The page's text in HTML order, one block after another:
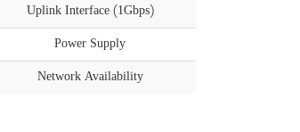
Uplink Interface (1Gbps)
Power Supply
Network Availability